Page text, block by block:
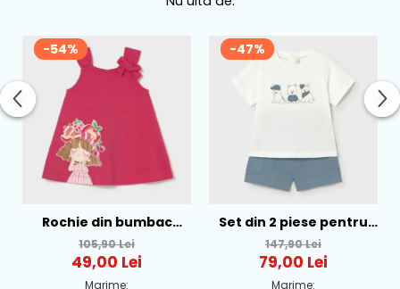
-54%
Rochie din bumbac
pentru fete Mayoral,
Rosu - 1930-069
105,90 Lei
49,00 Lei
Marime:
-47%
Set din 2 piese pentru
baieti Mayoral, Alb-
Albastru - 1665-31
147,90 Lei
79,00 Lei
Marime: